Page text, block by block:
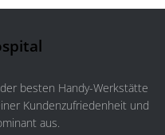
besten Handy-Werkstätte
Kundenzufriedenheit und
aus.